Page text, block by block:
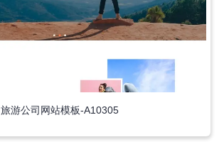
旅游公司网站模板-A10305